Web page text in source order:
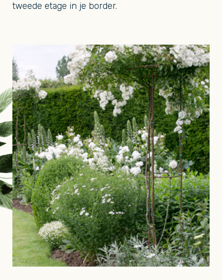
tweede etage in je border.